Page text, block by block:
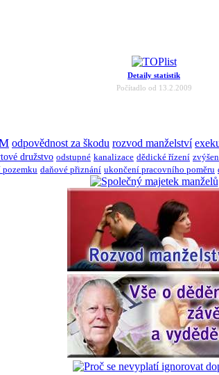
Detaily statistik
Počítadlo od 13.2.2009
odpovědnost za škodu rozvod manželství
družstvo odstupné kanalizace dědické řízení
daňové přiznání ukončení pracovního poměru